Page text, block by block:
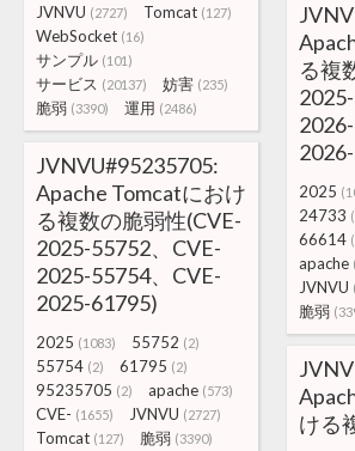
JVNVU (2727) Tomcat (127)
WebSocket (16)
サンプル (101)
サービス (20137) 妨害 (235)
脆弱 (3390) 運用 (2486)
る複
2025
24733
66614
apache
JVNVU
脆弱
JVNVU#95235705:
Apache Tomcatにおけ
る複数の脆弱性(CVE-
2025-55752、CVE-
2025-55754、CVE-
2025-61795)
2025 (1083) 55752 (2)
55754 (2) 61795 (2)
95235705 (2) apache (573)
CVE- (1655) JVNVU (2727)
Tomcat (127) 脆弱 (3390)
ける